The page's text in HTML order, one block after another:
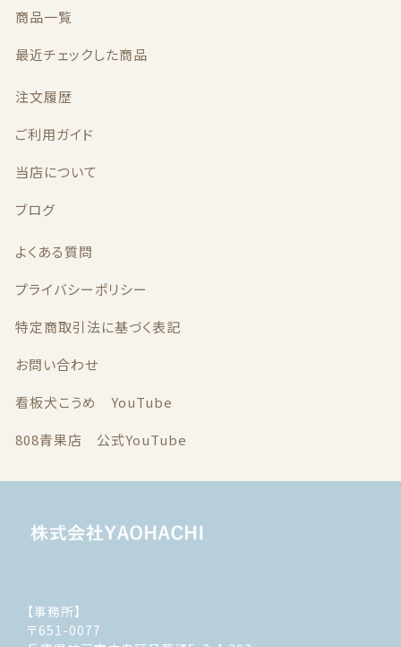
商品一覧
最近チェックした商品
注文履歴
ご利用ガイド
当店について
ブログ
よくある質問
プライバシーポリシー
特定商取引法に基づく表記
お問い合わせ
看板犬こうめ YouTube
808青果店 公式YouTube
【事務所】
〒651-0077